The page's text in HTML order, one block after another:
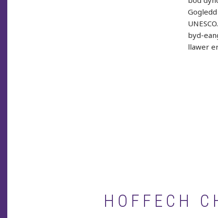
byd-
llawer
HOFFECH